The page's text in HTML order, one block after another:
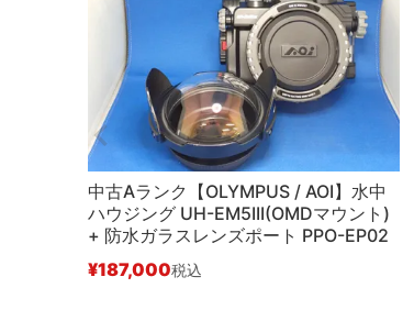
中古Aランク【OLYMPUS / AOI】水中
ハウジング UH-EM5III(OMDマウント)
+ 防水ガラスレンズポート PPO-EP02
¥187,000税込